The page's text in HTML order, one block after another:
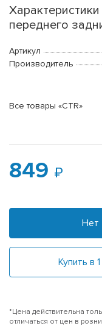
переднего
Артикул
Производитель
Все товары «CTR»
849
Нет
Купить в
*Цена действительна
отличаться от цен в